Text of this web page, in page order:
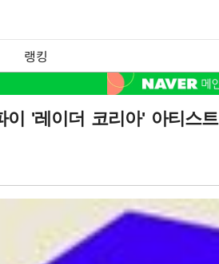
랭킹
이 '레이더 코리아' 아티스트